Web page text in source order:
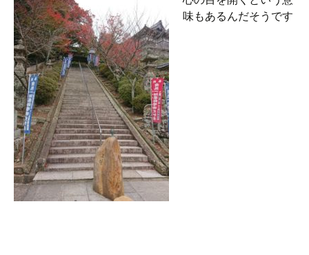
味もあるんだそうです